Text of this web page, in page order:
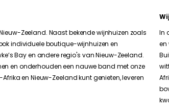
Zeeland. Naast bekende wijnhuizen zoals
individuele boutique-wijnhuizen en
Bay en andere regio's van Nieuw-Zeeland.
en onderhouden een nauwe band met onze
en Nieuw-Zeeland kunt genieten, leveren
In
en